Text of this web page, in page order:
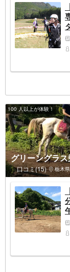
100 人以上が体験！
グリーングラ
口コミ(15) 栃木